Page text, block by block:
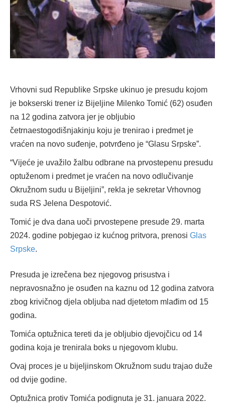
Vrhovni sud Republike Srpske ukinuo je presudu kojom
je bokserski trener iz Bijeljine Milenko Tomić (62) osuđen
na 12 godina zatvora jer je obljubio
četrnaestogodišnjakinju koju je trenirao i predmet je
vraćen na novo suđenje, potvrđeno je “Glasu Srpske”.
“Vijeće je uvažilo žalbu odbrane na prvostepenu presudu
optuženom i predmet je vraćen na novo odlučivanje
Okružnom sudu u Bijeljini”, rekla je sekretar Vrhovnog
suda RS Jelena Despotović.
Tomić je dva dana uoči prvostepene presude 29. marta
2024. godine pobjegao iz kućnog pritvora, prenosi Glas
Srpske.
Presuda je izrečena bez njegovog prisustva i
nepravosnažno je osuđen na kaznu od 12 godina zatvora
zbog krivičnog djela obljuba nad djetetom mlađim od 15
godina.
Tomića optužnica tereti da je obljubio djevojčicu od 14
godina koja je trenirala boks u njegovom klubu.
Ovaj proces je u bijeljinskom Okružnom sudu trajao duže
od dvije godine.
Optužnica protiv Tomića podignuta je 31. januara 2022.